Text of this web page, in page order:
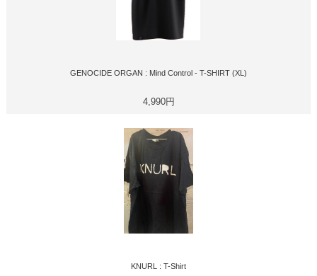
GENOCIDE ORGAN : Mind Control - T-SHIRT (XL)
4,990円
KNURL : T-Shirt